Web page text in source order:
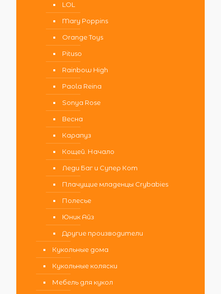
LOL
Mary Poppins
Orange Toys
Pituso
Rainbow High
Paola Reina
Sonya Rose
Весна
Карапуз
Кощей. Начало
Леди Баг и Супер Кот
Плачущие младенцы Crybabies
Полесье
Юник Айз
Другие производители
Кукольные дома
Кукольные коляски
Мебель для кукол